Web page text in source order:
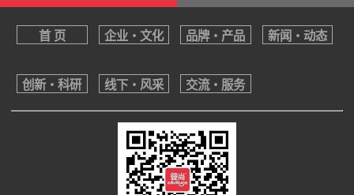
首 页 企业・文化 品牌・产品 新闻・动态
创新・科研 线下・风采 交流・服务